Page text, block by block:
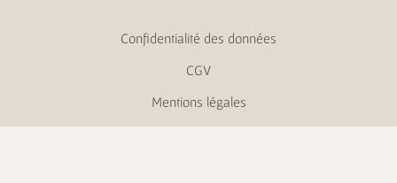
Confidentialité des données
CGV
Mentions légales